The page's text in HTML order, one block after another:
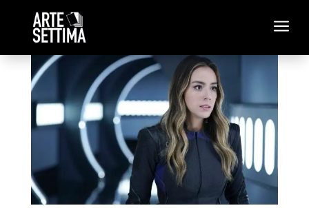
a